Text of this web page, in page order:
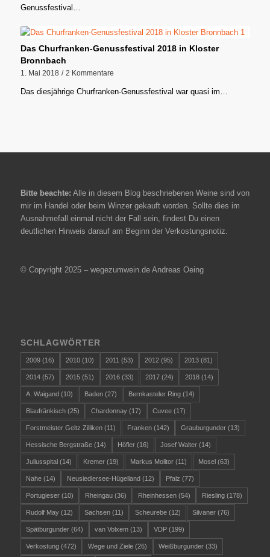
Genussfestival…
Das Churfranken-Genussfestival 2018 in Kloster
Bronnbach
1. Mai 2018 / 2 Kommentare
Das diesjährige Churfranken-Genussfestival war quasi im…
Bitte beachte: Alle in diesem Blog beschriebenen Weine sind von
mir im Handel oder beim Winzer gekauft worden. Sollte dies im
Ausnahmefall einmal nicht der Fall sein, findest Du einen
deutlichen Hinweis darauf am Beginn der Verkostungsnotiz.
© Copyright 2025 – wegezumwein.de Andreas Oeing
SCHLAGWÖRTER
2009(16) 2010(10) 2011 (53) 2012(95) 2013(81)
2014(57) 2015(51) 2016(33) 2017(24) 2018(14)
A. Waigand (10) Baden(27) Bernkasteler Ring(14)
Blaufränkisch(25) Chardonnay(17) Cuvee(17)
Forstmeister Geltz Zilliken(11) Franken(142) Grauburgunder(13)
Hessische Bergstraße(14) Höfler(16) Josef Walter(14)
Juliusspital (14) Kremer(19) Markus Molitor(11) Mosel (63)
Nahe(14) Neusiedlersee-Hügelland (12) Pfalz (77)
Portugieser(10) Rheingau(36) Rheinhessen(54) Riesling(178)
Rudolf May(12) Sachsen(11) Scheurebe(12) Silvaner(76)
Spätburgunder(64) van Volxem(13) VDP(199)
Verkostung(472) Wege und Ziele(26) Weißburgunder(33)